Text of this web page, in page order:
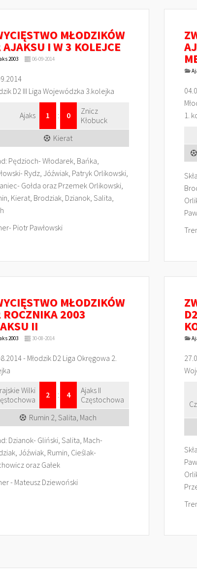
MŁODZIKÓW
AJAKSU I W 3 KOLEJCE
2003 06-09-2014
D2 III Liga Wojewódzka 3.kolejka
Ajaks 1 : 0
Znicz
Kłobuck
Kierat
Pędzioch- Włodarek, Bańka,
Rydz, Jóźwiak, Patryk Orlikowski,
Gołda oraz Przemek Orlikowski,
Kierat, Brodziak, Dzianok, Salita,
Piotr Pawłowski
1.
MŁODZIKÓW
ROCZNIKA 2003
II
2003 30-08-2014
- Młodzik D2 Liga Okręgowa 2.
Wilki
2 : 4
Ajaks II
Częstochowa
Rumin 2, Salita, Mach
Dzianok- Gliński, Salita, Mach-
Jóźwiak, Rumin, Cieślak-
oraz Gałek
- Mateusz Dziewoński